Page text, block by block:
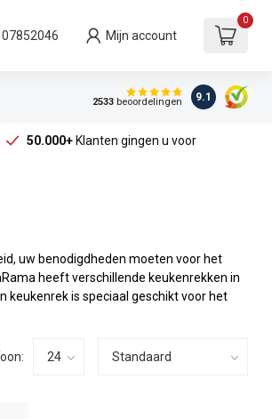
Mijn account
0
2533beoordelingen 9.1
50.000+Klanten gingen u voor
uw benodigdheden moeten voor het
heeft verschillende keukenrekken in
keukenrek is speciaal geschikt voor het